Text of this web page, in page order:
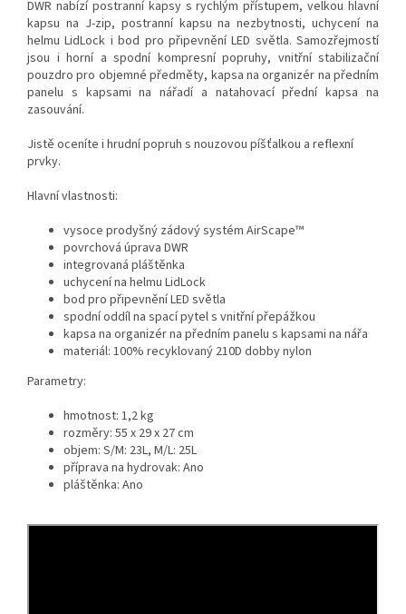
DWR nabízí postranní kapsy s rychlým přístupem, velkou hlavní
kapsu na J-zip, postranní kapsu na nezbytnosti, uchycení na
helmu LidLock i bod pro připevnění LED světla. Samozřejmostí
jsou i horní a spodní kompresní popruhy, vnitřní stabilizační
pouzdro pro objemné předměty, kapsa na organizér na předním
panelu s kapsami na nářadí a natahovací přední kapsa na
zasouvání.
Jistě oceníte i hrudní popruh s nouzovou píšťalkou a reflexní
prvky.
Hlavní vlastnosti:
vysoce prodyšný zádový systém AirScape™
povrchová úprava DWR
integrovaná pláštěnka
uchycení na helmu LidLock
bod pro připevnění LED světla
spodní oddíl na spací pytel s vnitřní přepážkou
kapsa na organizér na předním panelu s kapsami na nářa
materiál: 100% recyklovaný 210D dobby nylon
Parametry:
hmotnost: 1,2 kg
rozměry: 55 x 29 x 27 cm
objem: S/M: 23L, M/L: 25L
příprava na hydrovak: Ano
pláštěnka: Ano